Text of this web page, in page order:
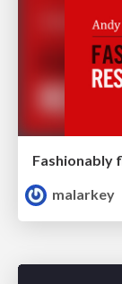
malarkey